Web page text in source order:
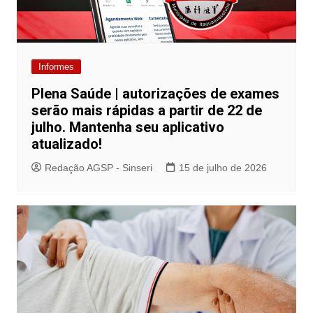
Informes
Plena Saúde | autorizações de exames
serão mais rápidas a partir de 22 de
julho. Mantenha seu aplicativo
atualizado!
Redação AGSP - Sinseri 15 de julho de 2026